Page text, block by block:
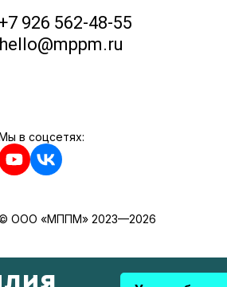
926 562-48-55
hello@mppm.ru
в соцсетях:
ООО «МППМ» 2023—2026